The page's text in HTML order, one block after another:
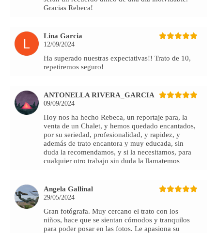
Gracias Rebeca!
Lina Garcia
12/09/2024
Ha superado nuestras expectativas!! Trato de 10,
repetiremos seguro!
ANTONELLA RIVERA_GARCIA
09/09/2024
Hoy nos ha hecho Rebeca, un reportaje para, la
venta de un Chalet, y hemos quedado encantados,
por su seriedad, profesionalidad, y rapidez, y
además de trato encantora y muy educada, sin
duda la recomendamos, y si la necesitamos, para
cualquier otro trabajo sin duda la llamatemos
Angela Gallinal
29/05/2024
Gran fotógrafa. Muy cercano el trato con los
niños, hace que se sientan cómodos y tranquilos
para poder posar en las fotos. Le apasiona su